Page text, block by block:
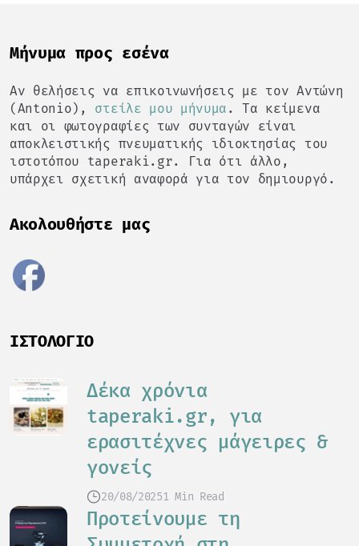
Mήνυμα προς εσένα
Αν θελήσεις να επικοινωνήσεις με τον Αντώνη
(Antonio), στείλε μου μήνυμα . Τα κείμενα
και οι φωτογραφίες των συνταγών είναι
αποκλειστικής πνευματικής ιδιοκτησίας του
ιστοτόπου taperaki.gr. Για ότι άλλο,
υπάρχει σχετική αναφορά για τον δημιουργό.
Ακολουθήστε μας
ΙΣΤΟΛΌΓΙΟ
Δέκα χρόνια
taperaki.gr, για
ερασιτέχνες μάγειρες &
γονείς
20/08/20251 Min Read
Προτείνουμε τη